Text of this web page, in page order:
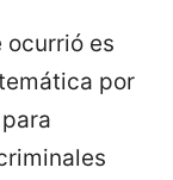
ocurrió es
por